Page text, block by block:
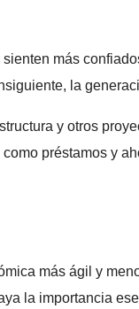
más
la
y otros
préstamos y
más ágil y
la importancia